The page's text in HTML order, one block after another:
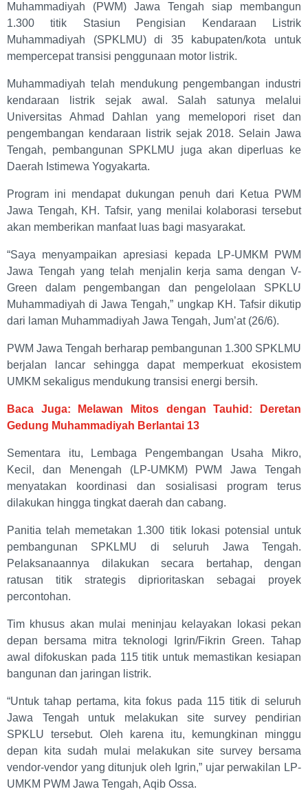
Muhammadiyah (PWM) Jawa Tengah siap membangun
1.300 titik Stasiun Pengisian Kendaraan Listrik
Muhammadiyah (SPKLMU) di 35 kabupaten/kota untuk
mempercepat transisi penggunaan motor listrik.
Muhammadiyah telah mendukung pengembangan industri
kendaraan listrik sejak awal. Salah satunya melalui
Universitas Ahmad Dahlan yang memelopori riset dan
pengembangan kendaraan listrik sejak 2018. Selain Jawa
Tengah, pembangunan SPKLMU juga akan diperluas ke
Daerah Istimewa Yogyakarta.
Program ini mendapat dukungan penuh dari Ketua PWM
Jawa Tengah, KH. Tafsir, yang menilai kolaborasi tersebut
akan memberikan manfaat luas bagi masyarakat.
“Saya menyampaikan apresiasi kepada LP-UMKM PWM
Jawa Tengah yang telah menjalin kerja sama dengan V-
Green dalam pengembangan dan pengelolaan SPKLU
Muhammadiyah di Jawa Tengah,” ungkap KH. Tafsir dikutip
dari laman Muhammadiyah Jawa Tengah, Jum’at (26/6).
PWM Jawa Tengah berharap pembangunan 1.300 SPKLMU
berjalan lancar sehingga dapat memperkuat ekosistem
UMKM sekaligus mendukung transisi energi bersih.
Baca Juga: Melawan Mitos dengan Tauhid: Deretan
Gedung Muhammadiyah Berlantai 13
Sementara itu, Lembaga Pengembangan Usaha Mikro,
Kecil, dan Menengah (LP-UMKM) PWM Jawa Tengah
menyatakan koordinasi dan sosialisasi program terus
dilakukan hingga tingkat daerah dan cabang.
Panitia telah memetakan 1.300 titik lokasi potensial untuk
pembangunan SPKLMU di seluruh Jawa Tengah.
Pelaksanaannya dilakukan secara bertahap, dengan
ratusan titik strategis diprioritaskan sebagai proyek
percontohan.
Tim khusus akan mulai meninjau kelayakan lokasi pekan
depan bersama mitra teknologi Igrin/Fikrin Green. Tahap
awal difokuskan pada 115 titik untuk memastikan kesiapan
bangunan dan jaringan listrik.
“Untuk tahap pertama, kita fokus pada 115 titik di seluruh
Jawa Tengah untuk melakukan site survey pendirian
SPKLU tersebut. Oleh karena itu, kemungkinan minggu
depan kita sudah mulai melakukan site survey bersama
vendor-vendor yang ditunjuk oleh Igrin,” ujar perwakilan LP-
UMKM PWM Jawa Tengah, Aqib Ossa.